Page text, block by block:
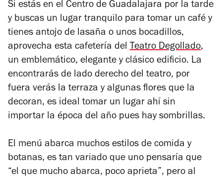
Si estás en el Centro de Guadalajara por la tarde
y buscas un lugar tranquilo para tomar un café y
tienes antojo de lasaña o unos bocadillos,
aprovecha esta cafetería del Teatro Degollado,
un emblemático, elegante y clásico edificio. La
encontrarás de lado derecho del teatro, por
fuera verás la terraza y algunas flores que la
decoran, es ideal tomar un lugar ahí sin
importar la época del año pues hay sombrillas.
El menú abarca muchos estilos de comida y
botanas, es tan variado que uno pensaría que
“el que mucho abarca, poco aprieta”, pero al